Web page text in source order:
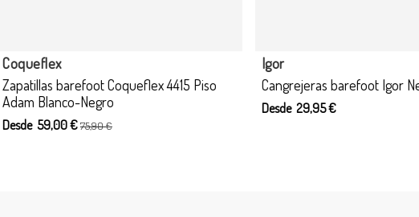
Cangrejeras barefoot Igor Nemo Matcha
Igor
Desde 29,95 €
Sandalias barefoot Blanditos
Blanditos
Desde 40,00 €44,95 €